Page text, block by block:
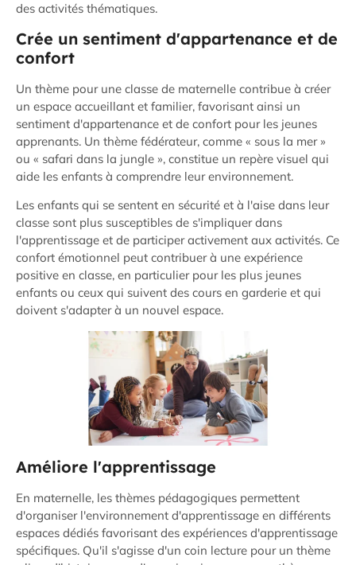
des activités thématiques.
Crée un sentiment d'appartenance et de
confort
Un thème pour une classe de maternelle contribue à créer
un espace accueillant et familier, favorisant ainsi un
sentiment d'appartenance et de confort pour les jeunes
apprenants. Un thème fédérateur, comme « sous la mer »
ou « safari dans la jungle », constitue un repère visuel qui
aide les enfants à comprendre leur environnement.
Les enfants qui se sentent en sécurité et à l'aise dans leur
classe sont plus susceptibles de s'impliquer dans
l'apprentissage et de participer activement aux activités. Ce
confort émotionnel peut contribuer à une expérience
positive en classe, en particulier pour les plus jeunes
enfants ou ceux qui suivent des cours en garderie et qui
doivent s'adapter à un nouvel espace.
Améliore l'apprentissage
En maternelle, les thèmes pédagogiques permettent
d'organiser l'environnement d'apprentissage en différents
espaces dédiés favorisant des expériences d'apprentissage
spécifiques. Qu'il s'agisse d'un coin lecture pour un thème